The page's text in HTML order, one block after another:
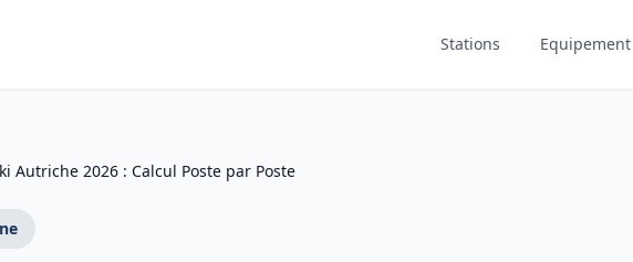
Stations Equipement
Autriche 2026 : Calcul Poste par Poste